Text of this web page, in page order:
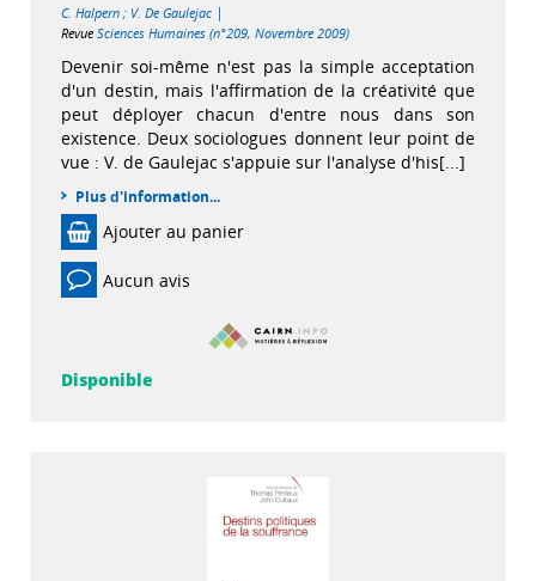
C. Halpern ; V. De Gaulejac |
Revue Sciences Humaines (n°209, Novembre 2009)
Devenir soi-même n'est pas la simple acceptation
d'un destin, mais l'affirmation de la créativité que
peut déployer chacun d'entre nous dans son
existence. Deux sociologues donnent leur point de
vue : V. de Gaulejac s'appuie sur l'analyse d'his[...]
Plus d'information...
Ajouter au panier
Aucun avis
Disponible